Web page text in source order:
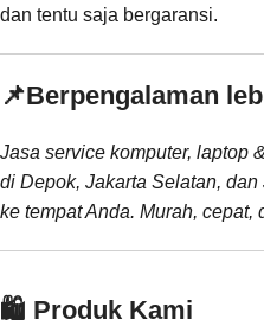
dan tentu saja bergaransi.
📌Berpengalaman
Jasa service komputer, laptop
di Depok, Jakarta Selatan,
ke tempat Anda. Murah, cepat,
🛍️ Produk Kami